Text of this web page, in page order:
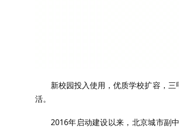
新校园投入使用，优质学校扩容，
活。
2016年启动建设以来，北京城市副